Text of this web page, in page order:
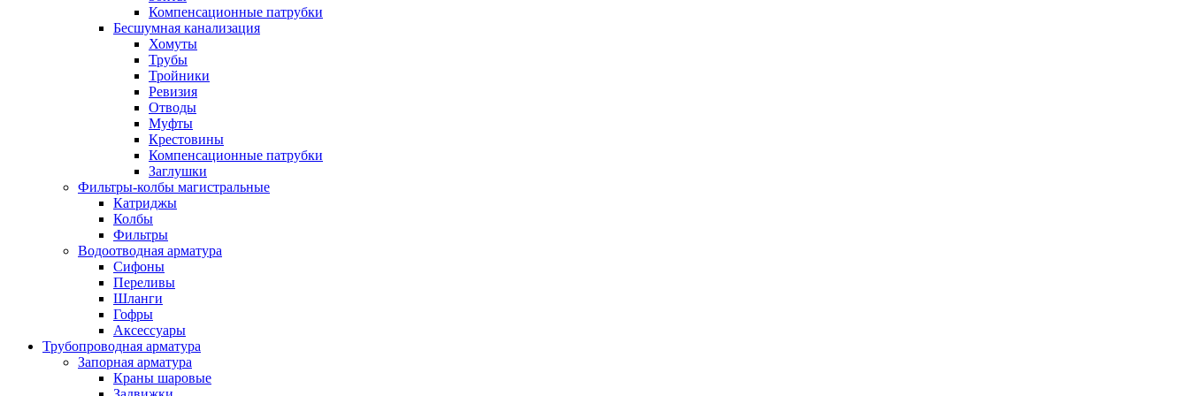
Компенсационные патрубки
Бесшумная канализация
Хомуты
Трубы
Тройники
Ревизия
Отводы
Муфты
Крестовины
Компенсационные патрубки
Заглушки
Фильтры-колбы магистральные
Катриджы
Колбы
Фильтры
Водоотводная арматура
Сифоны
Переливы
Шланги
Гофры
Аксессуары
Трубопроводная арматура
Запорная арматура
Краны шаровые